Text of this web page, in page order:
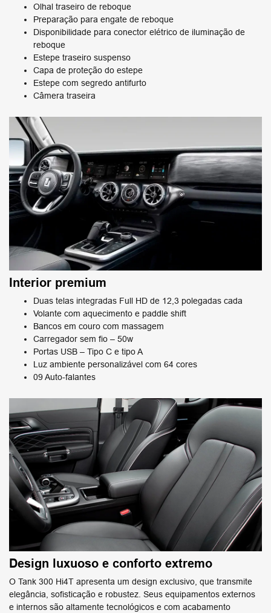
Olhal traseiro de reboque
Preparação para engate de reboque
Disponibilidade para conector elétrico de iluminação de
reboque
Estepe traseiro suspenso
Capa de proteção do estepe
Estepe com segredo antifurto
Câmera traseira
Interior premium​
Duas telas integradas Full HD de 12,3 polegadas cada
Volante com aquecimento e paddle shift
Bancos em couro com massagem​
Carregador sem fio – 50w​
Portas USB – Tipo C e tipo A​
Luz ambiente personalizável com 64 cores
09 Auto-falantes
Design luxuoso e conforto extremo
O Tank 300 Hi4T apresenta um design exclusivo, que transmite
elegância, sofisticação e robustez. Seus equipamentos externos
e internos são altamente tecnológicos e com acabamento